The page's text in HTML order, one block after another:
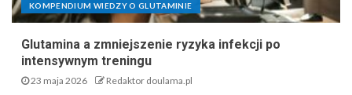
KOMPENDIUM WIEDZY O GLUTAMINIE
Glutamina a zmniejszenie ryzyka infekcji po
intensywnym treningu
23 maja 2026 Redaktor doulama.pl